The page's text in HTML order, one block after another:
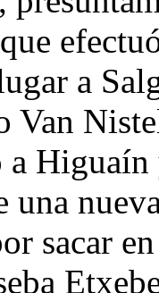
a
Van
una
sacar